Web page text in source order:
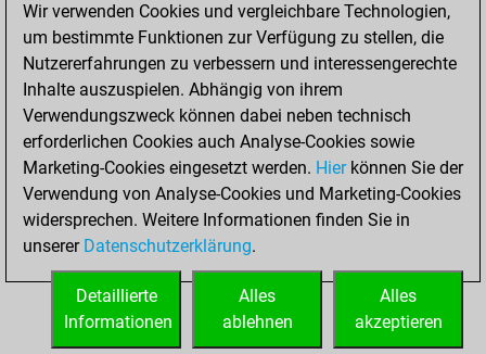
Bauernopfer
0
Matt auf vollem Brett
0
Bauer setzt Matt
Erstickte Matts
Unterverwandlungen
0
Türme auf der siebten
0
STARTSEITE
Wir verwenden Cookies und vergleichbare Technologien,
um bestimmte Funktionen zur Verfügung zu stellen, die
Nutzererfahrungen zu verbessern und interessengerechte
Inhalte auszuspielen. Abhängig von ihrem
Verwendungszweck können dabei neben technisch
erforderlichen Cookies auch Analyse-Cookies sowie
Marketing-Cookies eingesetzt werden. Hierkönnen Sie der
Verwendung von Analyse-Cookies und Marketing-Cookies
widersprechen. Weitere Informationen finden Sie in
unserer Datenschutzerklärung.
Alles
akzeptieren
Alles
ablehnen
Detaillierte
Informationen